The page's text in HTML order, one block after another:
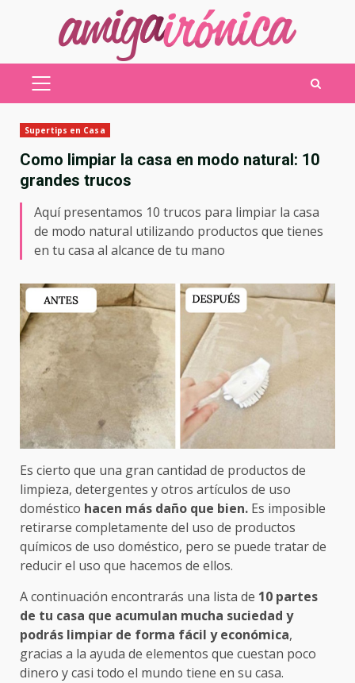
MENÚ
Supertips en Casa
Como limpiar la casa en modo natural: 10
grandes trucos
Aquí presentamos 10 trucos para limpiar la casa
de modo natural utilizando productos que tienes
en tu casa al alcance de tu mano
Es cierto que una gran cantidad de productos de
limpieza, detergentes y otros artículos de uso
doméstico hacen más daño que bien. Es imposible
retirarse completamente del uso de productos
químicos de uso doméstico, pero se puede tratar de
reducir el uso que hacemos de ellos.
A continuación encontrarás una lista de 10 partes
de tu casa que acumulan mucha suciedad y
podrás limpiar de forma fácil y económica,
gracias a la ayuda de elementos que cuestan poco
dinero y casi todo el mundo tiene en su casa.